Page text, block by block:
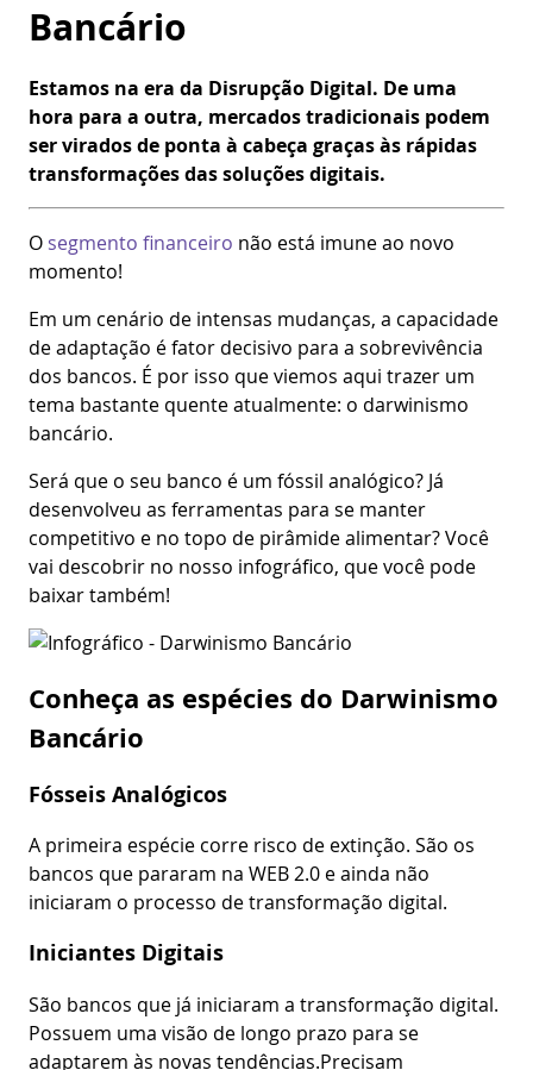
Bancário
Estamos na era da Disrupção Digital. De uma
hora para a outra, mercados tradicionais podem
ser virados de ponta à cabeça graças às rápidas
transformações das soluções digitais.
O segmento financeiro não está imune ao novo
momento!
Em um cenário de intensas mudanças, a capacidade
de adaptação é fator decisivo para a sobrevivência
dos bancos. É por isso que viemos aqui trazer um
tema bastante quente atualmente: o darwinismo
bancário.
Será que o seu banco é um fóssil analógico? Já
desenvolveu as ferramentas para se manter
competitivo e no topo de pirâmide alimentar? Você
vai descobrir no nosso infográfico, que você pode
baixar também!
Conheça as espécies do Darwinismo
Bancário
Fósseis Analógicos
A primeira espécie corre risco de extinção. São os
bancos que pararam na WEB 2.0 e ainda não
iniciaram o processo de transformação digital.
Iniciantes Digitais
São bancos que já iniciaram a transformação digital.
Possuem uma visão de longo prazo para se
adaptarem às novas tendências.Precisam